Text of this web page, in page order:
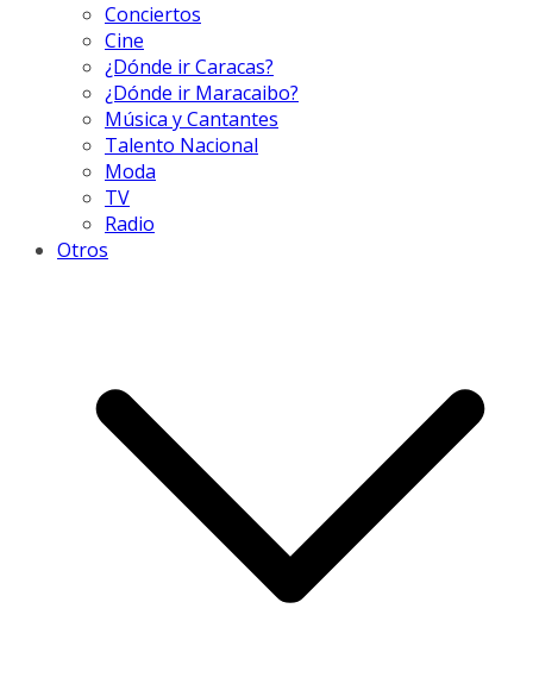
Conciertos
Cine
¿Dónde ir Caracas?
¿Dónde ir Maracaibo?
Música y Cantantes
Talento Nacional
Moda
TV
Radio
Otros